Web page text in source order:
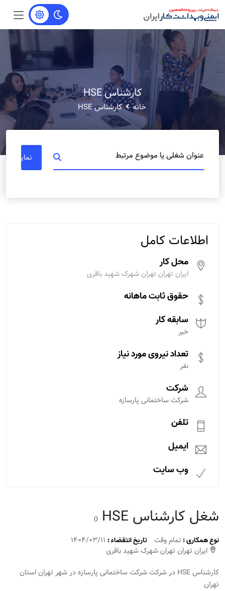
کارشناس HSE
خانه کارشناس HSE
عنوان شغلی یا موضوع مرتبط نمایش
اطلاعات کامل
محل کار
ایران تهران تهران شهرک شهید باقری
حقوق ثابت ماهانه
سابقه کار
خیر
تعداد نیروی مورد نیاز
نفر
شرکت
شرکت ساختمانی پارسازه
تلفن
ایمیل
وب سایت
شغل کارشناس HSE ()
نوع همکاری : تمام وقت تاریخ انتقضاء :
ایران تهران تهران شهرک شهید باقری
کارشناس HSE در شرکت شرکت ساختمانی پارسازه در شهر تهران استان
تهران